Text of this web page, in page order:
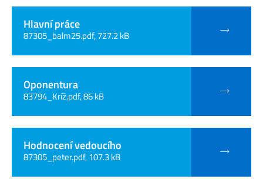
Hlavní práce
87305_balm25.pdf, 727.2 kB
Oponentura
83794_Kríž.pdf, 86 kB
Hodnocení vedoucího
87305_peter.pdf, 107.3 kB